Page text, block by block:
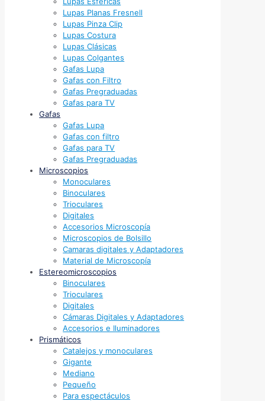
Lupas Planas Fresnell
Lupas Pinza Clip
Lupas Costura
Lupas Clásicas
Lupas Colgantes
Gafas Lupa
Gafas con Filtro
Gafas Pregraduadas
Gafas para TV
Gafas
Gafas Lupa
Gafas con filtro
Gafas para TV
Gafas Pregraduadas
Microscopios
Monoculares
Binoculares
Trioculares
Digitales
Accesorios Microscopía
Microscopios de Bolsillo
Camaras digitales y Adaptadores
Material de Microscopía
Estereomicroscopios
Binoculares
Trioculares
Digitales
Cámaras Digitales y Adaptadores
Accesorios e Iluminadores
Prismáticos
Catalejos y monoculares
Gigante
Mediano
Pequeño
Para espectáculos